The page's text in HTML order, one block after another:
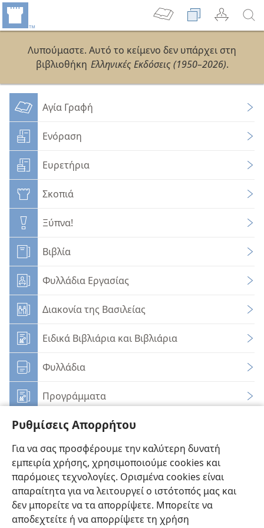
Ρυθμίσεις Απορρήτου
Για να σας προσφέρουμε την καλύτερη δυνατή
εμπειρία χρήσης, χρησιμοποιούμε cookies και
παρόμοιες τεχνολογίες. Ορισμένα cookies είναι
απαραίτητα για να λειτουργεί ο ιστότοπός μας και
δεν μπορείτε να τα απορρίψετε. Μπορείτε να
αποδεχτείτε ή να απορρίψετε τη χρήση
Λυπούμαστε. Αυτό το κείμενο δεν υπάρχει στη
βιβλιοθήκη Ελληνικές Εκδόσεις (1950–2026).
Αγία Γραφή
Ενόραση
Ευρετήρια
Σκοπιά
Ξύπνα!
Βιβλία
Φυλλάδια Εργασίας
Διακονία της Βασιλείας
Ειδικά Βιβλιάρια και Βιβλιάρια
Φυλλάδια
Προγράμματα
Σειρές Άρθρων
Εγχειρίδια και Οδηγίες